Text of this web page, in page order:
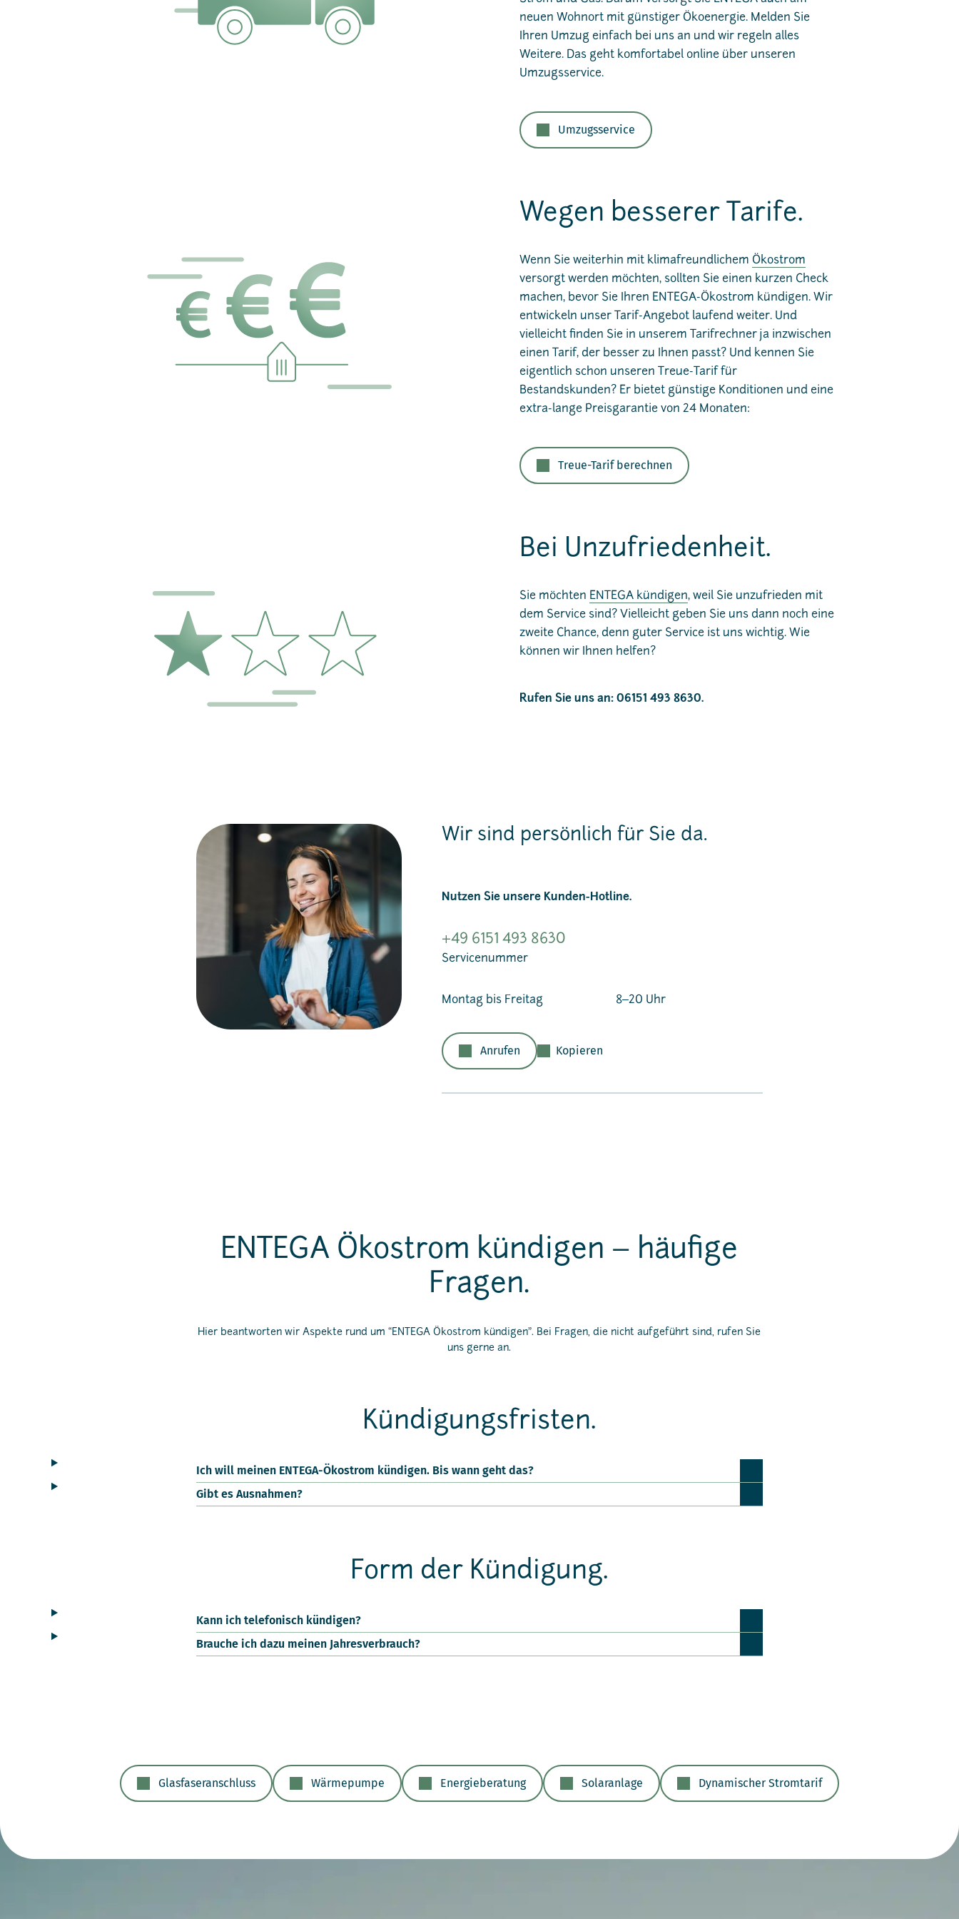
neuen Wohnort mit günstiger Ökoenergie. Melden Sie
Ihren Umzug einfach bei uns an und wir regeln alles
Weitere. Das geht komfortabel online über unseren
Umzugsservice.
Umzugsservice
Wegen besserer Tarife.
Wenn Sie weiterhin mit klimafreundlichem Ökostrom
versorgt werden möchten, sollten Sie einen kurzen Check
machen, bevor Sie Ihren ENTEGA-Ökostrom kündigen. Wir
entwickeln unser Tarif-Angebot laufend weiter. Und
vielleicht finden Sie in unserem Tarifrechner ja inzwischen
einen Tarif, der besser zu Ihnen passt? Und kennen Sie
eigentlich schon unseren Treue-Tarif für
Bestandskunden? Er bietet günstige Konditionen und eine
extra-lange Preisgarantie von 24 Monaten:
Treue-Tarif berechnen
Bei Unzufriedenheit.
Sie möchten ENTEGA kündigen, weil Sie unzufrieden mit
dem Service sind? Vielleicht geben Sie uns dann noch eine
zweite Chance, denn guter Service ist uns wichtig. Wie
können wir Ihnen helfen?
Rufen Sie uns an: 06151 493 8630.
Wir sind persönlich für Sie da.
Nutzen Sie unsere Kunden-Hotline.
+49 6151 493 8630
Servicenummer
Montag bis Freitag 8‒20 Uhr
Anrufen Kopieren
ENTEGA Ökostrom kündigen – häufige
Fragen.
Hier beantworten wir Aspekte rund um “ENTEGA Ökostrom kündigen”. Bei Fragen, die nicht aufgeführt sind, rufen Sie
uns gerne an.
Kündigungsfristen.
Ich will meinen ENTEGA-Ökostrom kündigen. Bis wann geht das?
Gibt es Ausnahmen?
Form der Kündigung.
Kann ich telefonisch kündigen?
Brauche ich dazu meinen Jahresverbrauch?
Glasfaseranschluss Wärmepumpe Energieberatung Solaranlage Dynamischer Stromtarif